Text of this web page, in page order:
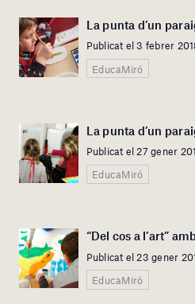
La punta d’un
Publicat el 3 febrer
EducaMiró
La punta d’un
Publicat el 27 gener
EducaMiró
“Del cos a l’art”
Publicat el 23 gener
EducaMiró